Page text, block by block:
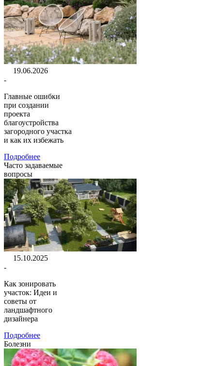
19.06.2026
-
Главные ошибки
при создании
проекта
благоустройства
загородного участка
и как их избежать
Подробнее
Часто задаваемые
вопросы
15.10.2025
-
Как зонировать
участок: Идеи и
советы от
ландшафтного
дизайнера
Подробнее
Болезни